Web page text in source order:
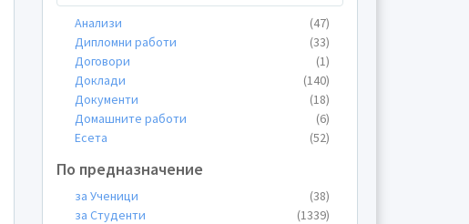
Анализи
(47)
Дипломни работи
(33)
Договори
(1)
Доклади
(140)
Документи
(18)
Домашните работи
(6)
Есета
(52)
Заявления
Казуси
(39)
Конспекти
(3)
По предназначение
за Ученици
(38)
за Студенти
(1339)